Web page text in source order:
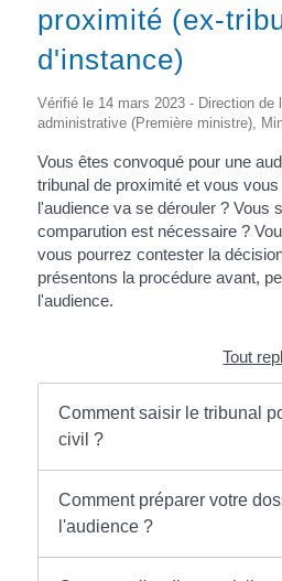
proximité (ex-
d'instance)
Vérifié le 14 mars 2023 - Direction de
administrative (Première ministre),
Vous êtes convoqué pour une
tribunal de proximité et vous
l'audience va se dérouler ? Vous
comparution est nécessaire ?
vous pourrez contester la
présentons la procédure avant,
l'audience.
Tout
Comment saisir le tribunal
civil ?
Comment préparer votre
l'audience ?